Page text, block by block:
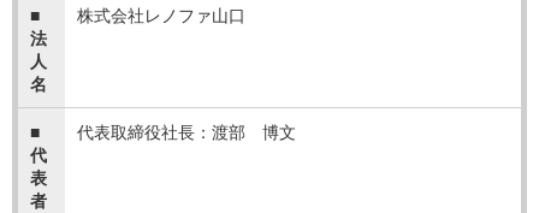
■
法
人
名
株式会社レノファ山口
■
代
表
者
代表取締役社長：渡部 博文